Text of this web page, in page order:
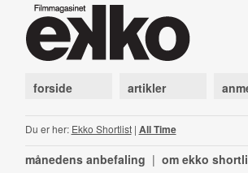
forside artikler
Du er her: Ekko Shortlist| All Time
månedens anbefaling | om ekko